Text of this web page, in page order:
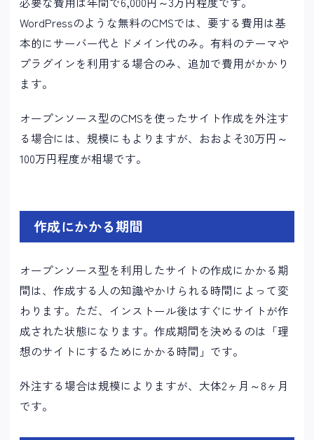
WordPressのような無料のCMSでは、要する費用は基
本的にサーバー代とドメイン代のみ。有料のテーマや
プラグインを利用する場合のみ、追加で費用がかかり
ます。
オープンソース型のCMSを使ったサイト作成を外注す
る場合には、規模にもよりますが、おおよそ30万円～
100万円程度が相場です。
作成にかかる期間
オープンソース型を利用したサイトの作成にかかる期
間は、作成する人の知識やかけられる時間によって変
わります。ただ、インストール後はすぐにサイトが作
成された状態になります。作成期間を決めるのは「理
想のサイトにするためにかかる時間」です。
外注する場合は規模によりますが、大体2ヶ月～8ヶ月
です。